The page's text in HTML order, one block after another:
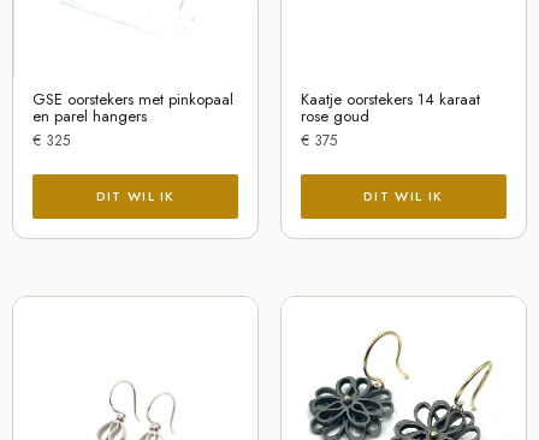
GSE oorstekers met pinkopaal
en parel hangers
€ 325
Kaatje oorstekers 14 karaat
rose goud
€375